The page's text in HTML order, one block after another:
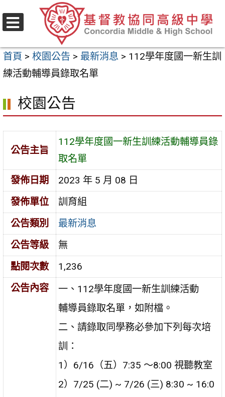
至
要
內
區
首頁 > 校園公告 > 最新消息 > 112學年度國一新生訓
練活動輔導員錄取名單
校園公告
公告主旨
112學年度國一新生訓練活動輔導員錄
取名單
發佈日期
2023 年 5 月 08 日
發佈單位
訓育組
公告類別
最新消息
公告等級
無
點閱次數
1,236
公告內容
一、112學年度國一新生訓練活動
輔導員錄取名單，如附檔。
二、請錄取同學務必參加下列每次培
訓：
1）6/16（五）7:35 ～8:00 視聽教室
2）7/25 (二) ~ 7/26 (三) 8:30 ~ 16:0
選
單